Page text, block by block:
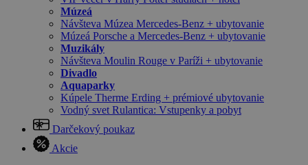
Múzeá
Návšteva Múzea Mercedes-Benz + ubytovanie
Múzeá Porsche a Mercedes-Benz + ubytovanie
Muzikály
Návšteva Moulin Rouge v Paríži + ubytovanie
Divadlo
Aquaparky
Kúpele Therme Erding + prémiové ubytovanie
Vodný svet Rulantica: Vstupenky a pobyt
Darčekový poukaz
Akcie